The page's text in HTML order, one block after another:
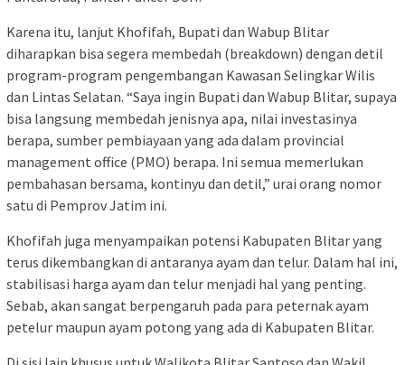
Karena itu, lanjut Khofifah, Bupati dan Wabup Blitar
diharapkan bisa segera membedah (breakdown) dengan detil
program-program pengembangan Kawasan Selingkar Wilis
dan Lintas Selatan. “Saya ingin Bupati dan Wabup Blitar, supaya
bisa langsung membedah jenisnya apa, nilai investasinya
berapa, sumber pembiayaan yang ada dalam provincial
management office (PMO) berapa. Ini semua memerlukan
pembahasan bersama, kontinyu dan detil,” urai orang nomor
satu di Pemprov Jatim ini.
Khofifah juga menyampaikan potensi Kabupaten Blitar yang
terus dikembangkan di antaranya ayam dan telur. Dalam hal ini,
stabilisasi harga ayam dan telur menjadi hal yang penting.
Sebab, akan sangat berpengaruh pada para peternak ayam
petelur maupun ayam potong yang ada di Kabupaten Blitar.